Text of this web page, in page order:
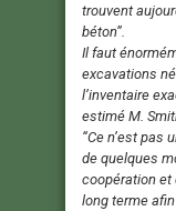
trouvent
béton”.
Il faut
excavations
l’inventaire
estimé M.
“Ce n’est pas
de quelques
coopération et
long terme